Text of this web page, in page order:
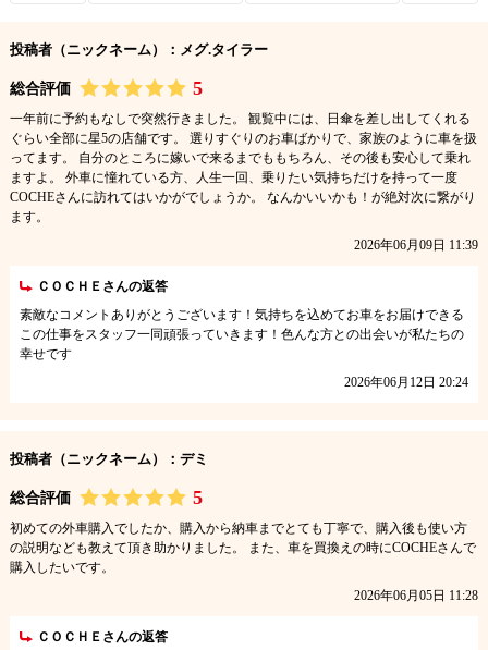
投稿者（ニックネーム）：メグ.タイラー
総合評価 5
一年前に予約もなしで突然行きました。 観覧中には、日傘を差し出してくれる
ぐらい全部に星5の店舗です。 選りすぐりのお車ばかりで、家族のように車を扱
ってます。 自分のところに嫁いで来るまでももちろん、その後も安心して乗れ
ますよ。 外車に憧れている方、人生一回、乗りたい気持ちだけを持って一度
COCHEさんに訪れてはいかがでしょうか。 なんかいいかも！が絶対次に繋がり
ます。
2026年06月09日 11:39
ＣＯＣＨＥさんの返答
素敵なコメントありがとうございます！気持ちを込めてお車をお届けできる
この仕事をスタッフ一同頑張っていきます！色んな方との出会いが私たちの
幸せです
2026年06月12日 20:24
投稿者（ニックネーム）：デミ
総合評価 5
初めての外車購入でしたか、購入から納車までとても丁寧で、購入後も使い方
の説明なども教えて頂き助かりました。 また、車を買換えの時にCOCHEさんで
購入したいです。
2026年06月05日 11:28
ＣＯＣＨＥさんの返答